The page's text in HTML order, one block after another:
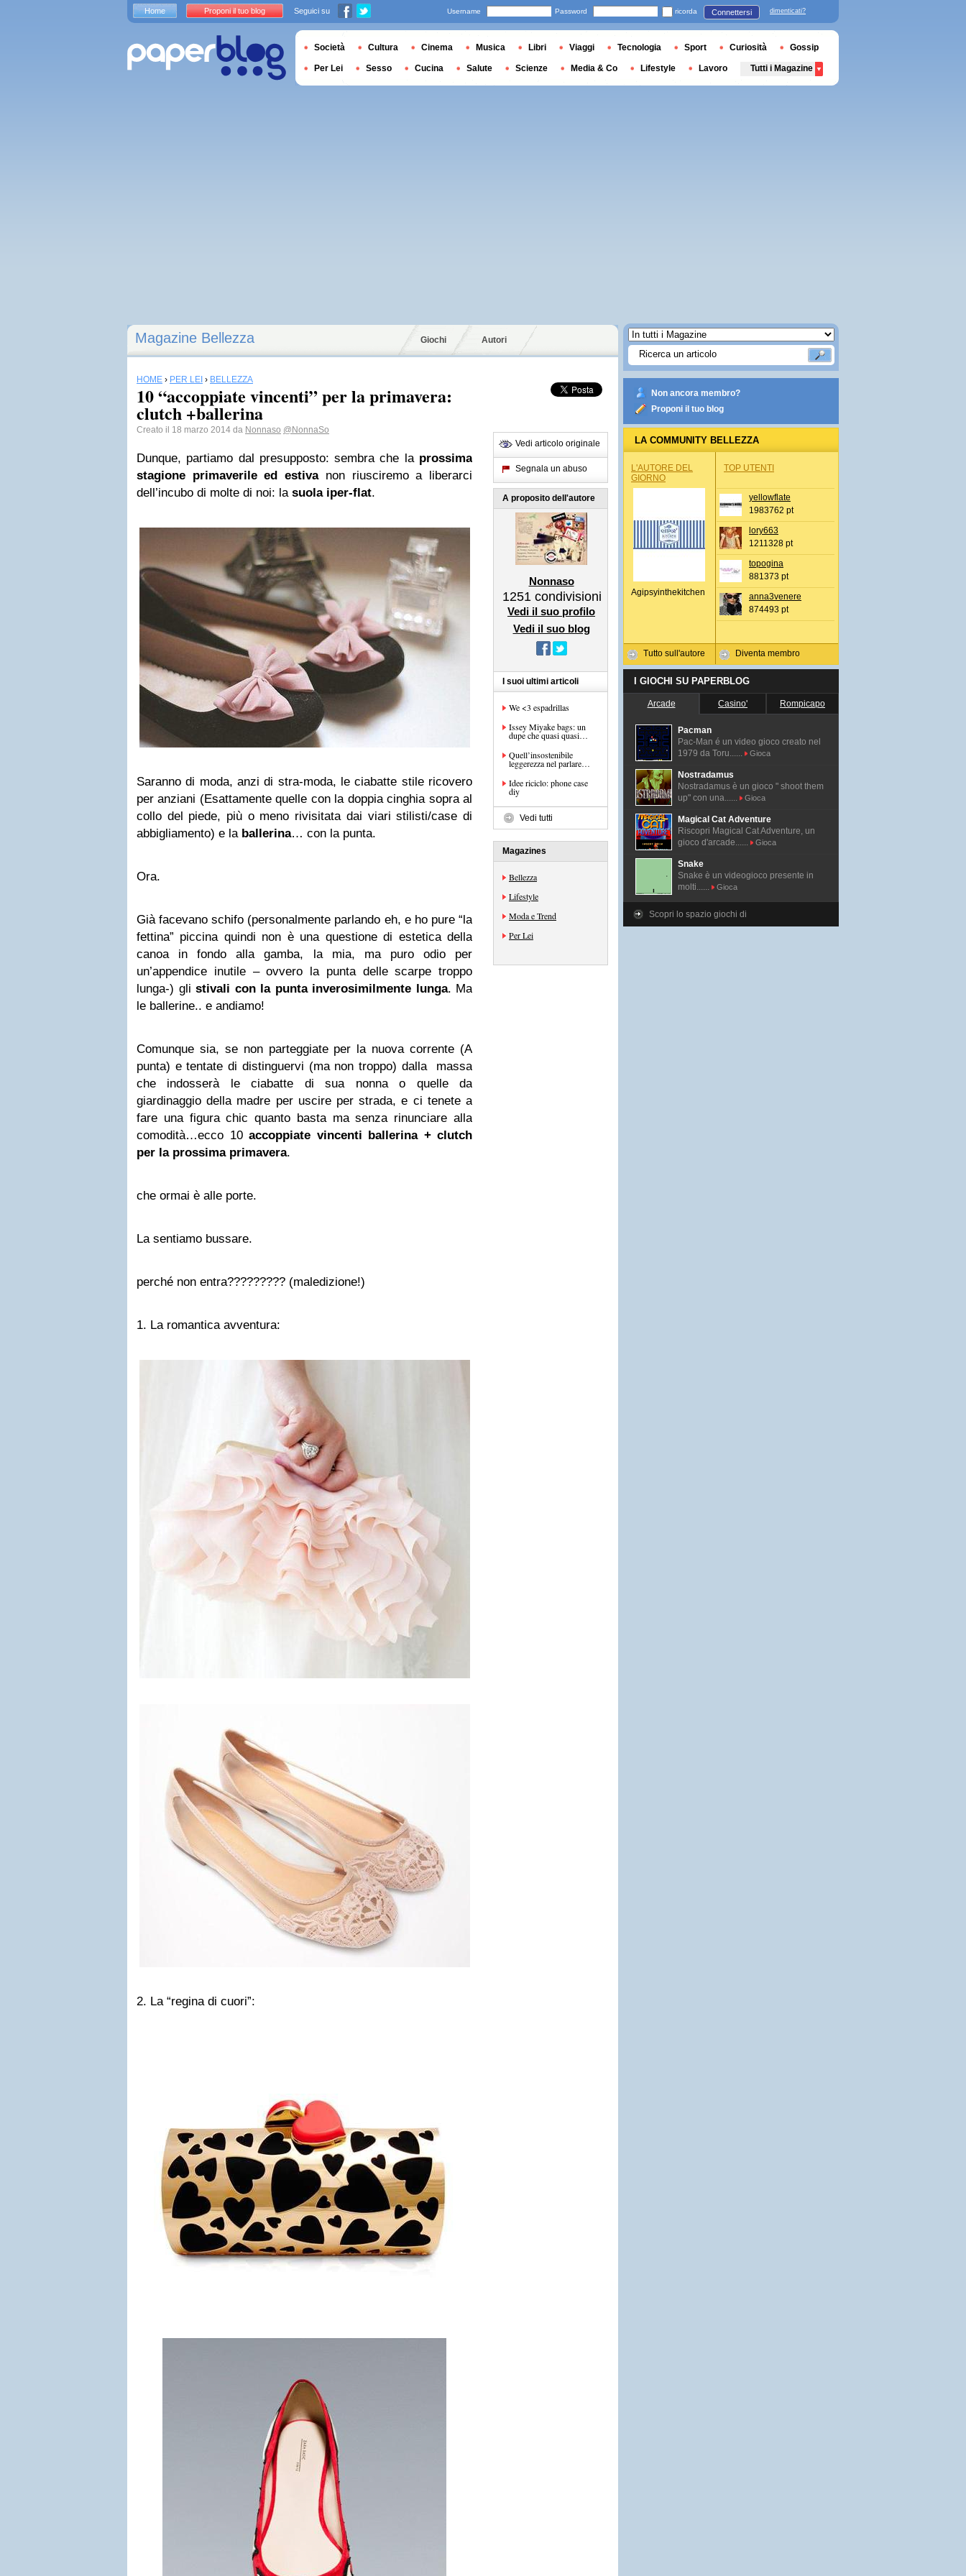
Magazine Bellezza Giochi Autori
HOME › PER LEI › BELLEZZA
10 “accoppiate vincenti” per la primavera:
clutch +ballerina
Creato il 18 marzo 2014 da Nonnaso @NonnaSo
Dunque, partiamo dal presupposto: sembra che la prossima
stagione primaverile ed estivanon riusciremo a liberarci
dell’incubo di molte di noi: lasuola iper-flat.
Saranno di moda, anzi di stra-moda, le ciabatte stile ricovero
per anziani (Esattamente quelle con la doppia cinghia sopra al
collo del piede, più o meno rivisitata dai viari stilisti/case di
abbigliamento) e la ballerina… con la punta.
Ora.
Già facevano schifo (personalmente parlando eh, e ho pure “la
fettina” piccina quindi non è una questione di estetica della
canoa in fondo alla gamba, la mia, ma puro odio per
un’appendice inutile – ovvero la punta delle scarpe troppo
lunga-) gli stivali con la punta inverosimilmente lunga. Ma
le ballerine.. e andiamo!
Comunque sia, se non parteggiate per la nuova corrente (A
punta) e tentate di distinguervi (ma non troppo) dalla massa
che indosserà le ciabatte di sua nonna o quelle da
giardinaggio della madre per uscire per strada, e ci tenete a
fare una figura chic quanto basta ma senza rinunciare alla
comodità…ecco 10 accoppiate vincenti ballerina + clutch
per la prossima primavera.
che ormai è alle porte.
La sentiamo bussare.
perché non entra????????? (maledizione!)
1. La romantica avventura:
2. La “regina di cuori”:
Vedi articolo originale
Segnala un abuso
A proposito dell'autore
Nonnaso
1251 condivisioni
Vedi il suo profilo
Vedi il suo blog
I suoi ultimi articoli
We <3 espadrillas
Issey Miyake bags: un
dupe che quasi quasi…
Quell’insostenibile
leggerezza nel parlare…
Idee riciclo: phone case
diy
Vedi tutti
Magazines
Bellezza
Lifestyle
Moda e Trend
Per Lei
Non ancora membro?
Proponi il tuo blog
LA COMMUNITY BELLEZZA
L'AUTORE DEL
GIORNO
Agipsyinthekitchen
Tutto sull'autore
TOP UTENTI
yellowflate
1983762 pt
lory663
1211328 pt
topogina
881373 pt
anna3venere
874493 pt
Diventa membro
I GIOCHI SU PAPERBLOG
Arcade Casino' Rompicapo
Pacman
Pac-Man é un video gioco creato nel
1979 da Toru......
Gioca
Nostradamus
Nostradamus è un gioco " shoot them
up" con una......
Gioca
Magical Cat Adventure
Riscopri Magical Cat Adventure, un
gioco d'arcade......
Gioca
Snake
Snake è un videogioco presente in
molti......
Gioca
Scopri lo spazio giochi di
Home Proponi il tuo blog Seguici su Username Password ricorda Connettersi dimenticati?
Società Cultura Cinema Musica Libri Viaggi Tecnologia Sport Curiosità Gossip
Per Lei Sesso Cucina Salute Scienze Media & Co Lifestyle Lavoro Tutti i Magazine